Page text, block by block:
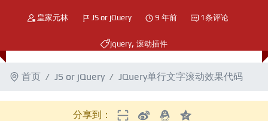
皇家元林 JS or jQuery 9 年前 1条评论
jquery, 滚动插件
首页 JS or jQuery JQuery单行文字滚动效果代码
分享到：